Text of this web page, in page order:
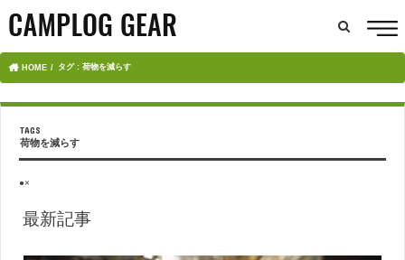
HOME タグ : 荷物を減らす
荷物を減らす
●×
最新記事